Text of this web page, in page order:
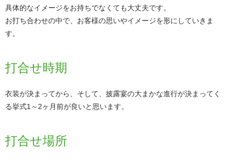
具体的なイメージをお持ちでなくても大丈夫です。
お打ち合わせの中で、お客様の思いやイメージを形にしていきま
す。
打合せ時期
衣装が決まってから、そして、披露宴の大まかな進行が決まってく
る挙式1～2ヶ月前が良いと思います。
打合せ場所